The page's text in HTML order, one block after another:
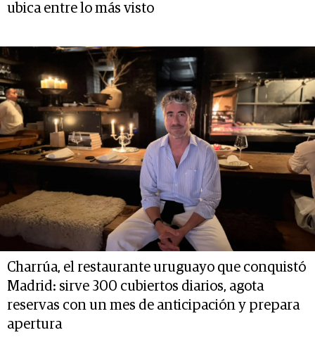
ubica entre lo más visto
Charrúa, el restaurante uruguayo que conquistó
Madrid: sirve 300 cubiertos diarios, agota
reservas con un mes de anticipación y prepara
apertura